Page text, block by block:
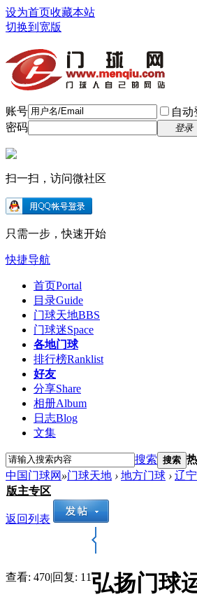
设为首页收藏本站
切换到宽版
账号 自动
密码
登录
扫一扫，访问微社区
只需一步，快速开始
快捷导航
首页Portal
目录Guide
门球天地BBS
门球迷Space
各地门球
排行榜Ranklist
好友
分享Share
相册Album
日志Blog
文集
搜索 搜索
中国门球网 »门球天地 › 地方门球 › 辽
版主专区
返回列表
查看: 470|回复: 11弘扬门球